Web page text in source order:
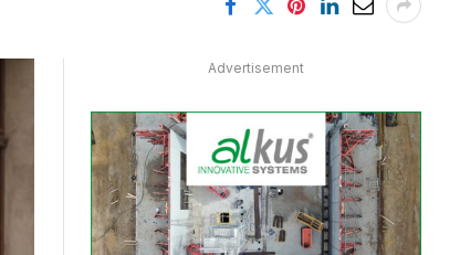
Advertisement